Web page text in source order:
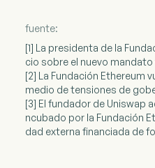
fuente:
[1] La presidenta de la
cio sobre el nuevo
[2] La Fundación Ethereum
medio de tensiones de
[3] El fundador de Uniswap
ncubado por la Fundación
dad externa financiada de